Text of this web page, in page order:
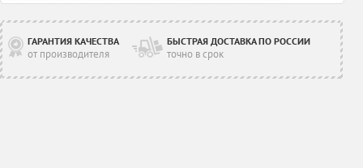
ГАРАНТИЯ КАЧЕСТВА
от производителя
БЫСТРАЯ ДОСТАВКА ПО РОССИИ
точно в срок